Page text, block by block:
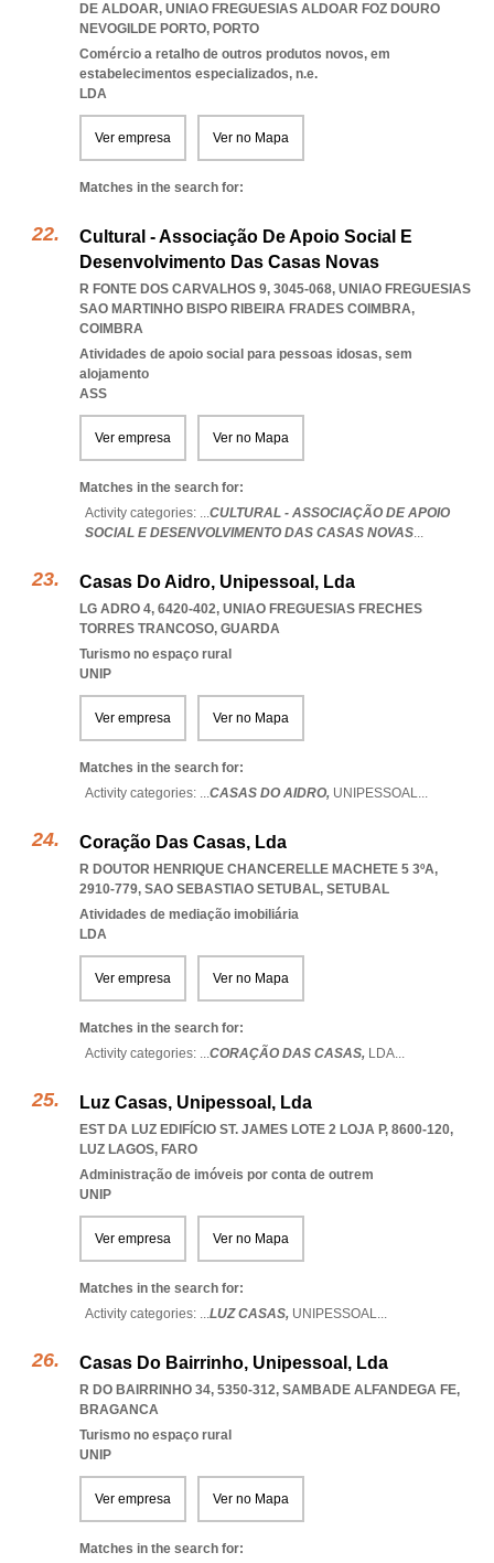
DE ALDOAR, UNIAO FREGUESIAS ALDOAR FOZ DOURO
NEVOGILDE PORTO, PORTO
Comércio a retalho de outros produtos novos, em
estabelecimentos especializados, n.e.
LDA
Ver empresa Ver no Mapa
Matches in the search for:
Cultural - Associação De Apoio Social E
Desenvolvimento Das Casas Novas
R FONTE DOS CARVALHOS 9, 3045-068, UNIAO FREGUESIAS
SAO MARTINHO BISPO RIBEIRA FRADES COIMBRA,
COIMBRA
Atividades de apoio social para pessoas idosas, sem
alojamento
ASS
Ver empresa Ver no Mapa
Matches in the search for:
Activity categories: ...CULTURAL - ASSOCIAÇÃO DE APOIO
SOCIAL E DESENVOLVIMENTO DAS CASAS NOVAS...
Casas Do Aidro, Unipessoal, Lda
LG ADRO 4, 6420-402, UNIAO FREGUESIAS FRECHES
TORRES TRANCOSO, GUARDA
Turismo no espaço rural
UNIP
Ver empresa Ver no Mapa
Matches in the search for:
Activity categories: ...CASAS DO AIDRO, UNIPESSOAL...
Coração Das Casas, Lda
R DOUTOR HENRIQUE CHANCERELLE MACHETE 5 3ºA,
2910-779, SAO SEBASTIAO SETUBAL, SETUBAL
Atividades de mediação imobiliária
LDA
Ver empresa Ver no Mapa
Matches in the search for:
Activity categories: ...CORAÇÃO DAS CASAS, LDA...
Luz Casas, Unipessoal, Lda
EST DA LUZ EDIFÍCIO ST. JAMES LOTE 2 LOJA P, 8600-120,
LUZ LAGOS, FARO
Administração de imóveis por conta de outrem
UNIP
Ver empresa Ver no Mapa
Matches in the search for:
Activity categories: ...LUZ CASAS, UNIPESSOAL...
Casas Do Bairrinho, Unipessoal, Lda
R DO BAIRRINHO 34, 5350-312, SAMBADE ALFANDEGA FE,
BRAGANCA
Turismo no espaço rural
UNIP
Ver empresa Ver no Mapa
Matches in the search for: